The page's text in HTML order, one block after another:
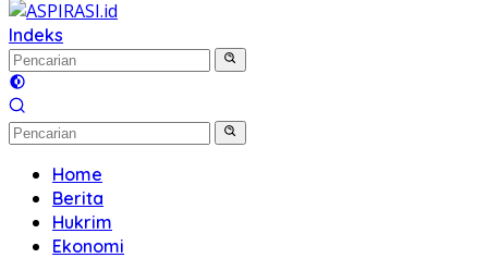
Indeks
Home
Berita
Hukrim
Ekonomi